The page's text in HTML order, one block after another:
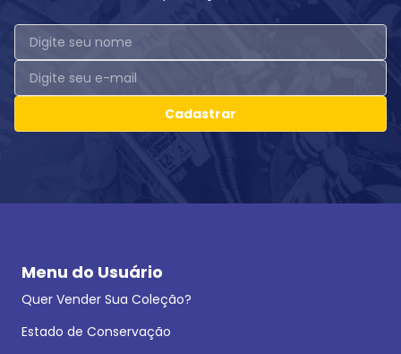
Cadastrar
Menu do Usuário
Quer Vender Sua Coleção?
Estado de Conservação